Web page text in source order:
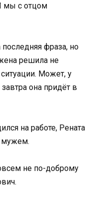
мы с отцом
фраза, но
жена решила не
Может, у
она придёт в
на работе, Рената
мужем.
не по-доброму